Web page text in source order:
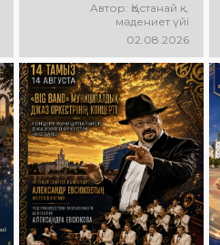
мерекелік DJ-
бағдарлама өтеді!
Сіздерді заманауи
музыкалық хиттер,
би ырғағы, қуатты
энергия мен жарқын
эмоциялар күтеді!
Автор: Қостанай қ.
мәдениет үйі
02.08.2026